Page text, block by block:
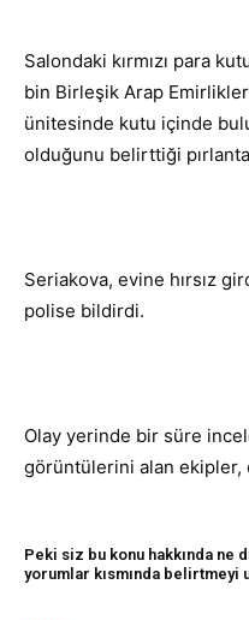
Salondaki kırmızı para
bin Birleşik Arap
ünitesinde kutu içinde
olduğunu belirttiği
Seriakova, evine hırsız
polise bildirdi.
Olay yerinde bir süre
görüntülerini alan ekipler,
Peki siz bu konu hakkında ne
yorumlar kısmında belirtmeyi